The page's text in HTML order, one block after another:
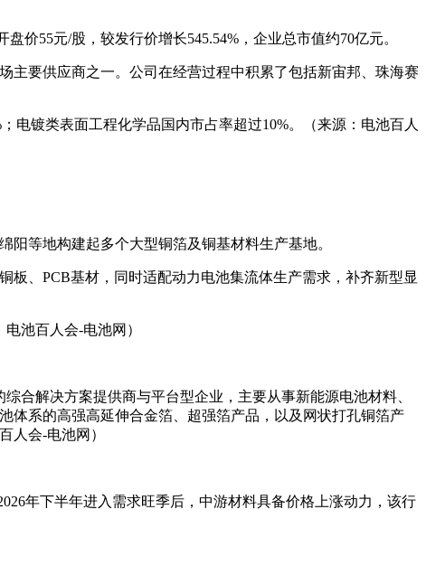
价55元/股，较发行价增长545.54%，企业总市值约70亿元。
主要供应商之一。公司在经营过程中积累了包括新宙邦、珠海赛
电镀类表面工程化学品国内市占率超过10%。（来源：电池百人
等地构建起多个大型铜箔及铜基材料生产基地。
、PCB基材，同时适配动力电池集流体生产需求，补齐新型显
池百人会-电池网）
合解决方案提供商与平台型企业，主要从事新能源电池材料、
体系的高强高延伸合金箔、超强箔产品，以及网状打孔铜箔产
人会-电池网）
年下半年进入需求旺季后，中游材料具备价格上涨动力，该行